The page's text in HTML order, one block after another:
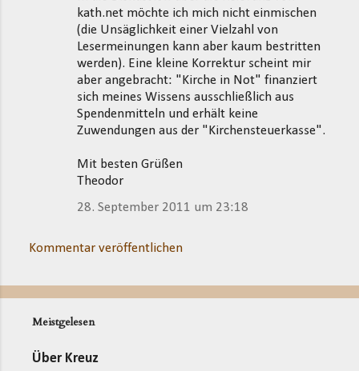
kath.net möchte ich mich nicht einmischen
(die Unsäglichkeit einer Vielzahl von
Lesermeinungen kann aber kaum bestritten
werden). Eine kleine Korrektur scheint mir
aber angebracht: "Kirche in Not" finanziert
sich meines Wissens ausschließlich aus
Spendenmitteln und erhält keine
Zuwendungen aus der "Kirchensteuerkasse".
Mit besten Grüßen
Theodor
28. September 2011 um 23:18
Kommentar veröffentlichen
Meistgelesen
Über Kreuz